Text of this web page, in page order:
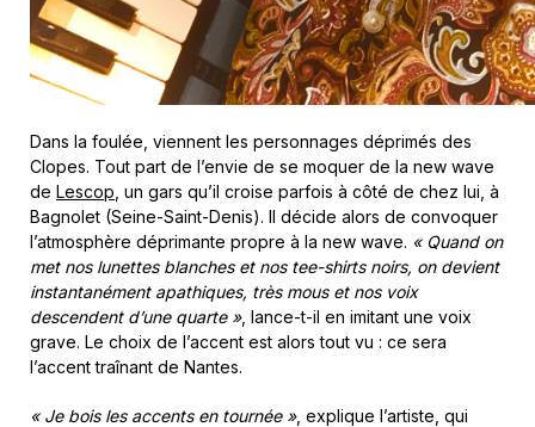
Dans la foulée, viennent les personnages déprimés des
Clopes. Tout part de l’envie de se moquer de la new wave
de Lescop , un gars qu’il croise parfois à côté de chez lui, à
Bagnolet (Seine-Saint-Denis). Il décide alors de convoquer
l’atmosphère déprimante propre à la new wave. « Quand on
met nos lunettes blanches et nos tee-shirts noirs, on devient
instantanément apathiques, très mous et nos voix
descendent d’une quarte », lance-t-il en imitant une voix
grave. Le choix de l’accent est alors tout vu : ce sera
l’accent traînant de Nantes.
« Je bois les accents en tournée », explique l’artiste, qui